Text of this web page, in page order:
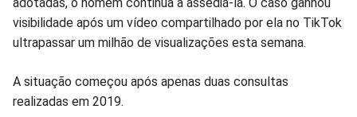
visibilidade após um vídeo compartilhado por ela no TikTok
ultrapassar um milhão de visualizações esta semana.
A situação começou após apenas duas consultas
realizadas em 2019.